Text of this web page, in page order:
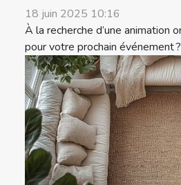
18 juin 2025 10:16
À la recherche d’une animation
pour votre prochain événement ?